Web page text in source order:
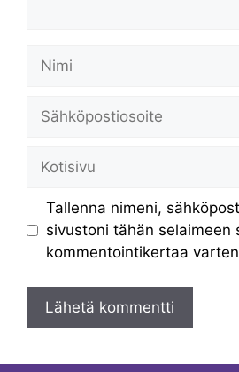
Nimi
Sähköpostiosoite
Kotisivu
Tallenna nimeni,
sivustoni tähän selaimeen
kommentointikertaa